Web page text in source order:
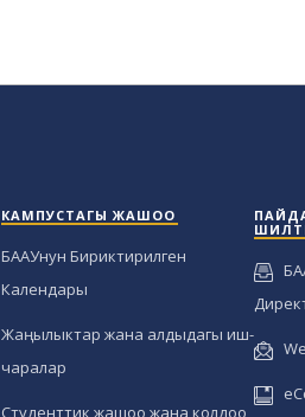
КАМПУСТАГЫ ЖАШОО
БААУнун Бириктирилген
Календары
Жаңылыктар жана алдыдагы иш-
чаралар
Студенттик жашоо жана колдоо